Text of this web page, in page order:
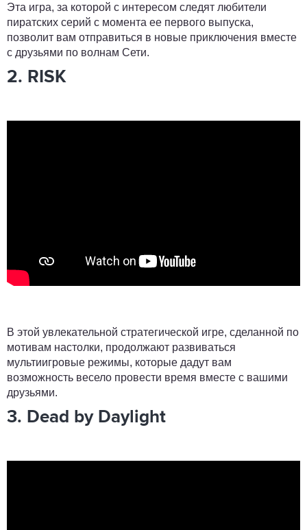
Эта игра, за которой с интересом следят любители
пиратских серий с момента ее первого выпуска,
позволит вам отправиться в новые приключения вместе
с друзьями по волнам Сети.
2. RISK
В этой увлекательной стратегической игре, сделанной по
мотивам настолки, продолжают развиваться
мультиигровые режимы, которые дадут вам
возможность весело провести время вместе с вашими
друзьями.
3. Dead by Daylight